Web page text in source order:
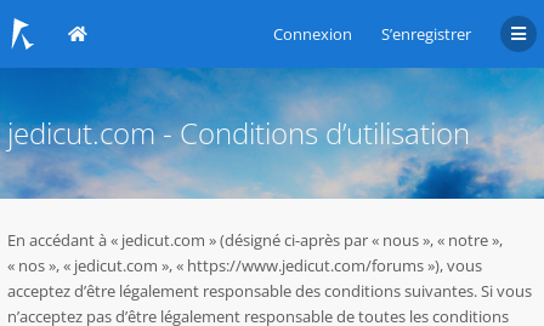
Connexion S’enregistrer
jedicut.com - Conditions d’utilisation
En accédant à « jedicut.com » (désigné ci-après par « nous », « notre »,
« nos », « jedicut.com », « https://www.jedicut.com/forums »), vous
acceptez d’être légalement responsable des conditions suivantes. Si vous
n’acceptez pas d’être légalement responsable de toutes les conditions